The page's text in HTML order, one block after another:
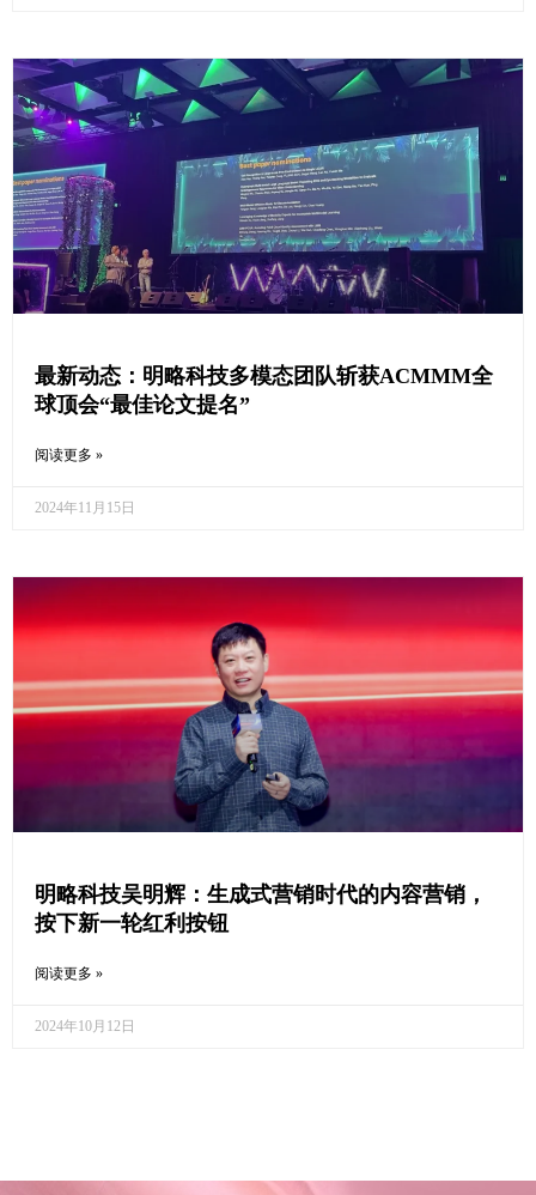
最新动态：明略科技多模态团队斩获ACMMM全
球顶会“最佳论文提名”
阅读更多 »
2024年11月15日
明略科技吴明辉：生成式营销时代的内容营销，
按下新一轮红利按钮
阅读更多 »
2024年10月12日